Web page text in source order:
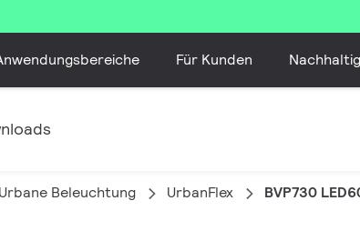
Für Kunden
Urbane Beleuchtung UrbanFlex BVP730